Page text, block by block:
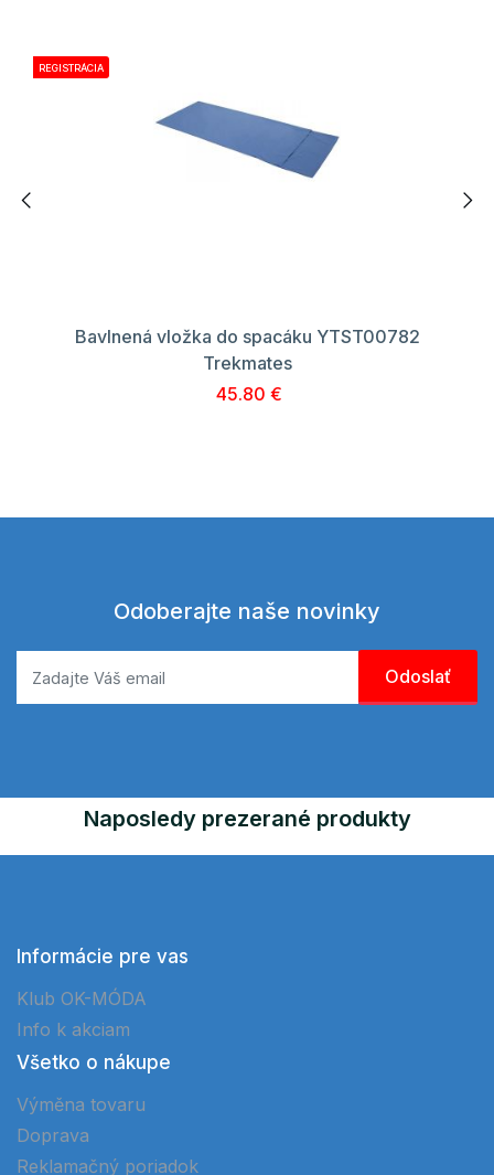
REGISTRÁCIA
Bavlnená vložka do spacáku YTST00782
Trekmates
45.80 €
Odoberajte naše novinky
Naposledy prezerané produkty
Informácie pre vas
Klub OK-MÓDA
Info k akciam
Všetko o nákupe
Výměna tovaru
Doprava
Reklamačný poriadok